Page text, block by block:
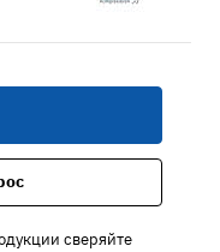
сверяйте